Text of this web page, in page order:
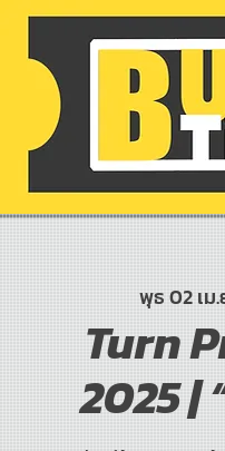
พุธ 02 เม.
Turn
2025 |